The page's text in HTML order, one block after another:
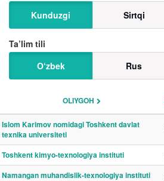
Kunduzgi
Sirtqi
Ta’lim tili
O‘zbek
Rus
OLIYGOH
Islom Karimov nomidagi Toshkent davlat
texnika universiteti
Toshkent kimyo-texnologiya instituti
Namangan muhandislik-texnologiya instituti